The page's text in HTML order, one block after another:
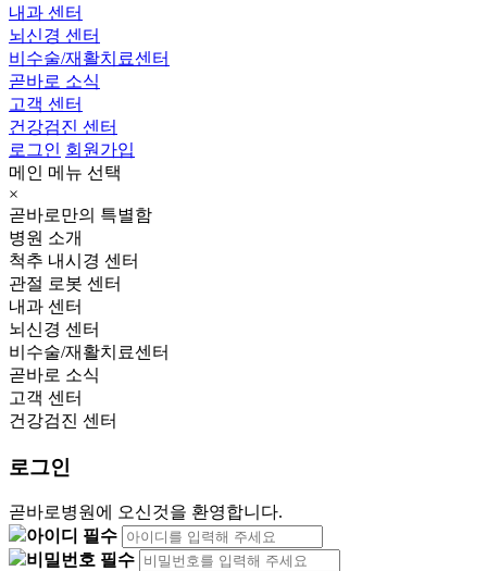
내과 센터
뇌신경 센터
비수술/재활치료센터
곧바로 소식
고객 센터
건강검진 센터
로그인 회원가입
메인 메뉴 선택
×
곧바로만의 특별함
병원 소개
척추 내시경 센터
관절 로봇 센터
내과 센터
뇌신경 센터
비수술/재활치료센터
곧바로 소식
고객 센터
건강검진 센터
로그인
곧바로병원에 오신것을 환영합니다.
아이디 필수
비밀번호 필수